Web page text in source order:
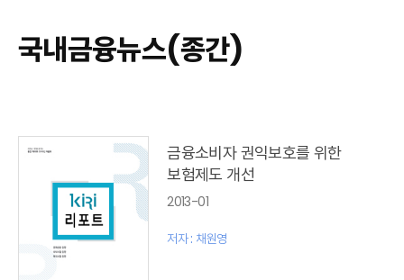
보험금융연구
KIRI 리포트
글로벌 이슈
금융시장 주요지표
리포트 모음집(종간)
해외학술연구 분석(종간)
금융보험해설(종간)
국내금융뉴스(종간)
국내금융뉴스(종간)
금융소비자 권익보호를 위한
보험제도 개선
2013-01
저자 : 채원영